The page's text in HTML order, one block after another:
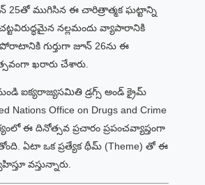
25తో ముగిసిన ఈ చారిత్రాత్మక ఘట్టాన్ని
చట్టవిరుద్ధమైన నల్లమందు వ్యాపారానికి
గుర్తుగా జూన్ 26ను ఈ
ఖరారు చేశారు.
ఐక్యరాజ్యసమితి డ్రగ్స్ అండ్ క్రైమ్
Nations Office on Drugs and Crime
ఈ దినోత్సవ ప్రచారం ప్రపంచవ్యాప్తంగా
ఏటా ఒక ప్రత్యేక థీమ్ (Theme) తో ఈ
వస్తున్నారు.